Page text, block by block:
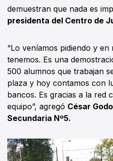
demuestran que nada es
presidenta del Centro de
“Lo veníamos pidiendo y
tenemos. Es una
500 alumnos que trabajan
plaza y hoy contamos con
bancos. Es gracias a la red
equipo”, agregó César
Secundaria Nº5.